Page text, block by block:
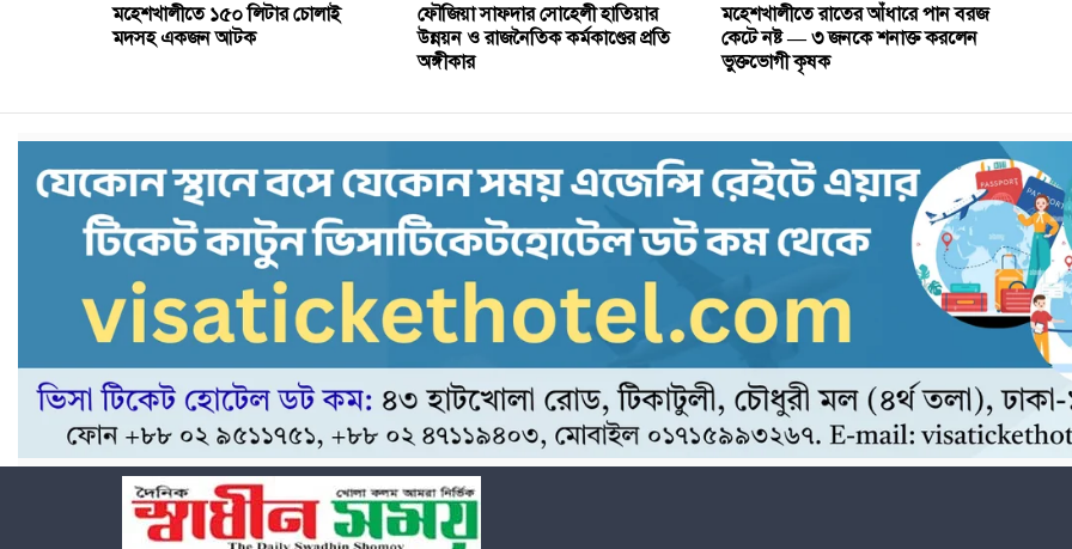
মহেশখালীতে ১৫০ লিটার চোলাই
মদসহ একজন আটক
ফৌজিয়া সাফদার সোহেলী হাতিয়ার
উন্নয়ন ও রাজনৈতিক কর্মকাণ্ডের প্রতি
অঙ্গীকার
মহেশখালীতে রাতের আঁধারে পান বরজ
কেটে নষ্ট — ৩ জনকে শনাক্ত করলেন
ভুক্তভোগী কৃষক